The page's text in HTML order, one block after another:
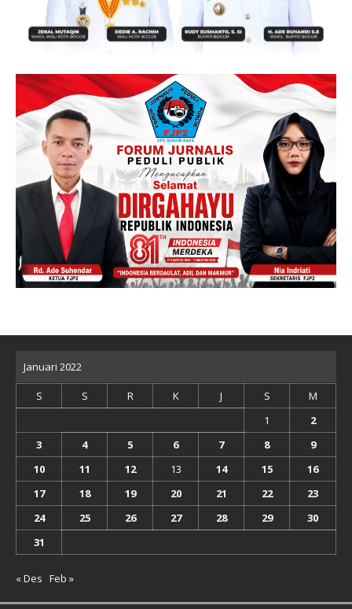
Januari 2022
S S R K J S
M
1
2
3
4 5 6 7 8
9
10
11 12 13 14 15
16
17
18 19 20 21 22
23
24
25 26 27 28 29
30
31
« Des Feb »